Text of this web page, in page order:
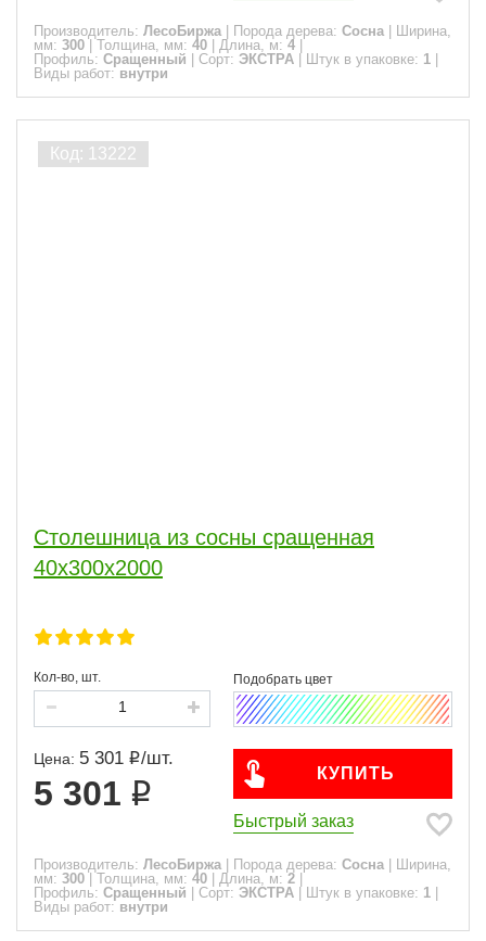
Производитель: ЛесоБиржа Порода дерева: Сосна
Ширина,
мм: 300 Толщина, мм: 40 Длина, м: 4
Профиль: Сращенный Сорт: ЭКСТРА Штук в упаковке: 1
Виды работ: внутри
Столешница из сосны сращенная
40х300х2000
Кол-во, шт.
Цена: 5 301 /шт.
5 301
КУПИТЬ
Быстрый заказ
Производитель: ЛесоБиржа Порода дерева: Сосна
Ширина,
мм: 300 Толщина, мм: 40 Длина, м: 2
Профиль: Сращенный Сорт: ЭКСТРА Штук в упаковке: 1
Виды работ: внутри